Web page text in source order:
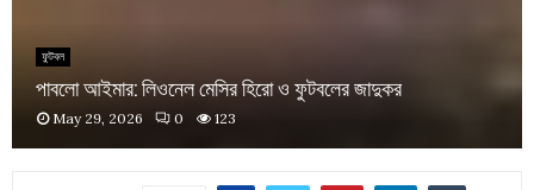
ফুটবল
পাবলো আইমার: লিওনেল মেসির হিরো ও ফুটবলের জাদুকর
May 29, 2026 0 123